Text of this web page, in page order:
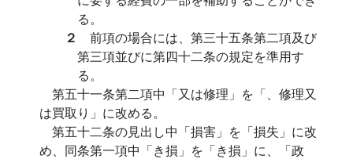
る。
２ 前項の場合には、第三十五条第二項及び
第三項並びに第四十二条の規定を準用す
る。
第五十一条第二項中「又は修理」を「、修理又
は買取り」に改める。
第五十二条の見出し中「損害」を「損失」に改
め、同条第一項中「き損」を「き損」に、「政